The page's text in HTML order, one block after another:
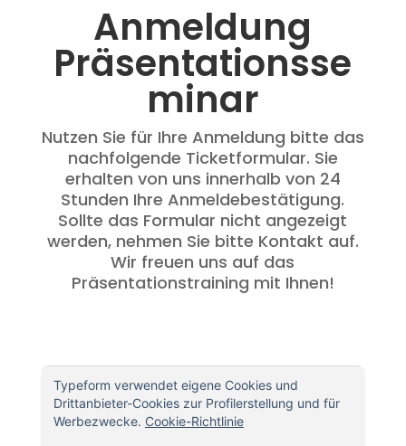
Anmeldung
Präsentationsse
minar
Nutzen Sie für Ihre Anmeldung bitte das
nachfolgende Ticketformular. Sie
erhalten von uns innerhalb von 24
Stunden Ihre Anmeldebestätigung.
Sollte das Formular nicht angezeigt
werden, nehmen Sie bitte Kontakt auf.
Wir freuen uns auf das
Präsentationstraining mit Ihnen!